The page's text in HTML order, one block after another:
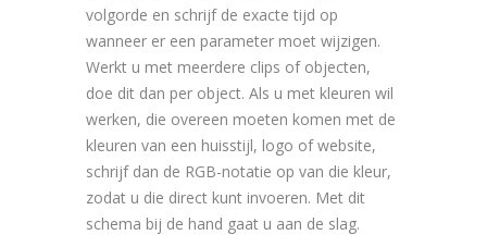
volgorde en schrijf de exacte tijd op
wanneer er een parameter moet wijzigen.
Werkt u met meerdere clips of objecten,
doe dit dan per object. Als u met kleuren wil
werken, die overeen moeten komen met de
kleuren van een huisstijl, logo of website,
schrijf dan de RGB-notatie op van die kleur,
zodat u die direct kunt invoeren. Met dit
schema bij de hand gaat u aan de slag.